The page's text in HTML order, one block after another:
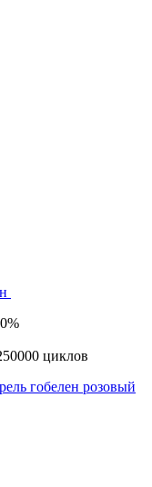
циклов